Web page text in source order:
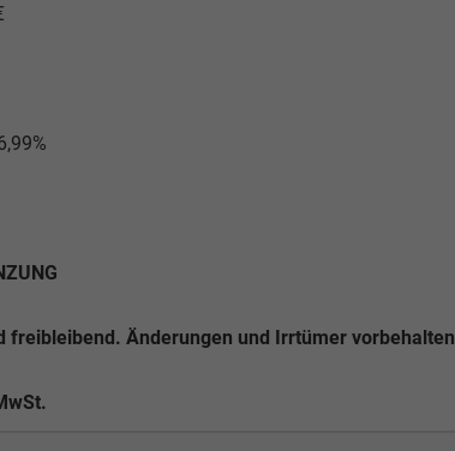
freibleibend. Änderungen und Irrtümer vorbehalten